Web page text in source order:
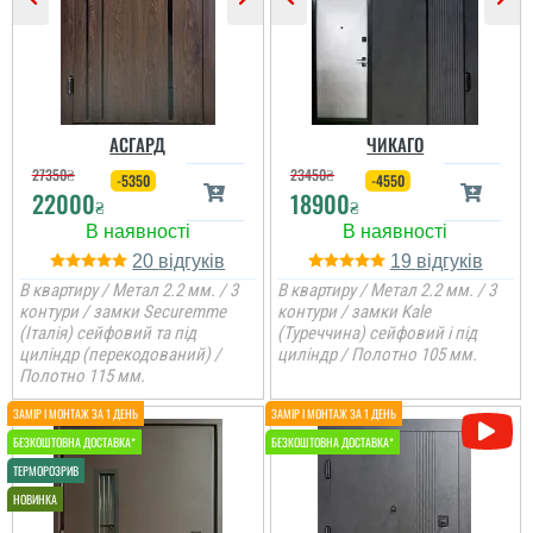
Оля
Велике дякую
менеджеру Віталію за
пораду у виборі дверей,
порадив доплатити
більше і взяти
достойний варіант для
квартири. ...
АСГАРД
27350₴
22000₴
-5350
20
В квартиру / Метал 2.2 мм. / 3
контури / замки Securemme
(Італія) сейфовий та під
циліндр (перекодований) /
Полотно 115 мм.
ЧИКАГО
23450₴
18900₴
-4550
19
В квартиру / Метал 2.2 мм. / 3
контури / замки Kale
(Туреччина) сейфовий і під
циліндр / Полотно 105 мм.